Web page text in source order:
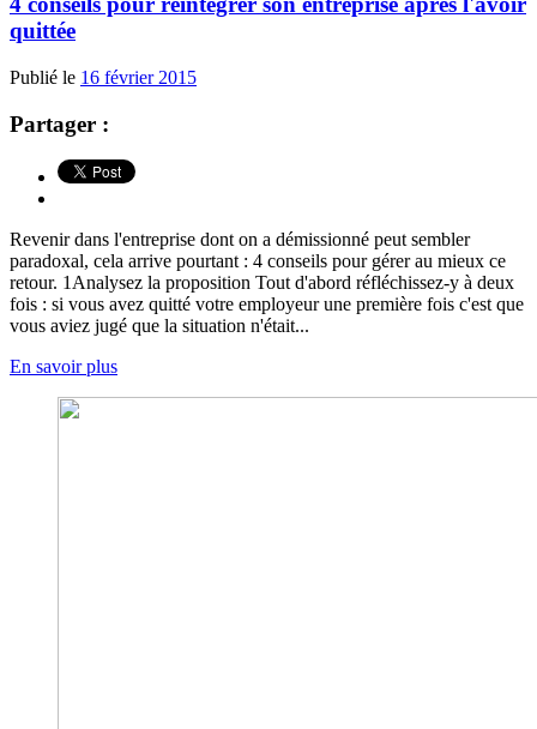
quittée
Publié le 16 février 2015
Partager :
Revenir dans l'entreprise dont on a démissionné peut sembler
paradoxal, cela arrive pourtant : 4 conseils pour gérer au mieux ce
retour. 1Analysez la proposition Tout d'abord réfléchissez-y à deux
fois : si vous avez quitté votre employeur une première fois c'est que
vous aviez jugé que la situation n'était...
En savoir plus